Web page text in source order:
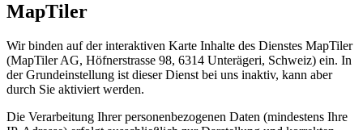
MapTiler
Wir binden auf der interaktiven Karte Inhalte des Dienstes MapTiler
(MapTiler AG, Höfnerstrasse 98, 6314 Unterägeri, Schweiz) ein. In
der Grundeinstellung ist dieser Dienst bei uns inaktiv, kann aber
durch Sie aktiviert werden.
Die Verarbeitung Ihrer personenbezogenen Daten (mindestens Ihre